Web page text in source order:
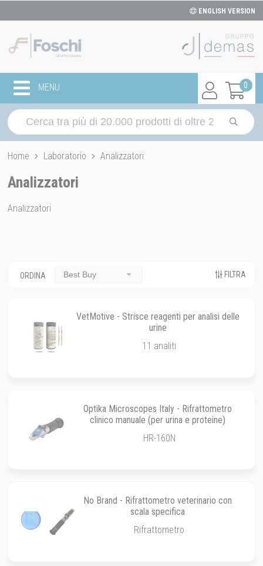
ENGLISH VERSION
0
MENU
Home Laboratorio Analizzatori
Analizzatori
Analizzatori
ORDINA Best Buy FILTRA
VetMotive - Strisce reagenti per analisi delle
urine
11 analiti
Optika Microscopes Italy - Rifrattometro
clinico manuale (per urina e proteine)
HR-160N
No Brand - Rifrattometro veterinario con
scala specifica
Rifrattometro